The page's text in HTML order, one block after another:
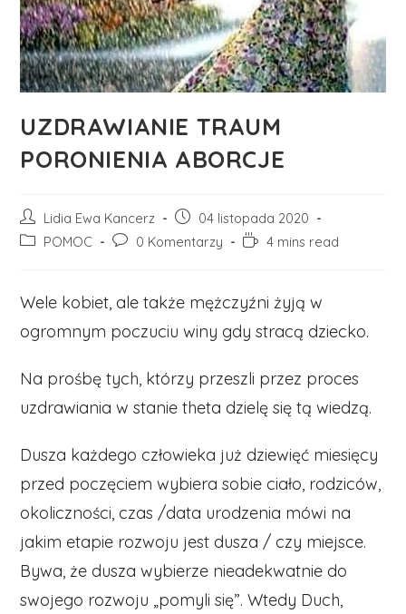
UZDRAWIANIE TRAUM
PORONIENIA ABORCJE
Post
author:
Lidia Ewa Kancerz
Post
published:
04 listopada 2020
PostPOMOC
Post0 Komentarzy
Reading4 mins read
Wele kobiet, ale także mężczyźni żyją w
ogromnym poczuciu winy gdy stracą dziecko.
Na prośbę tych, którzy przeszli przez proces
uzdrawiania w stanie theta dzielę się tą wiedzą.
Dusza każdego człowieka już dziewięć miesięcy
przed poczęciem wybiera sobie ciało, rodziców,
okoliczności, czas /data urodzenia mówi na
jakim etapie rozwoju jest dusza / czy miejsce.
Bywa, że dusza wybierze nieadekwatnie do
swojego rozwoju „pomyli się”. Wtedy Duch,